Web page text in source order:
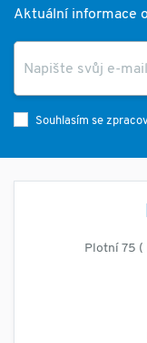
Aktuální informace
Souhlasím se
Plotní 75 (